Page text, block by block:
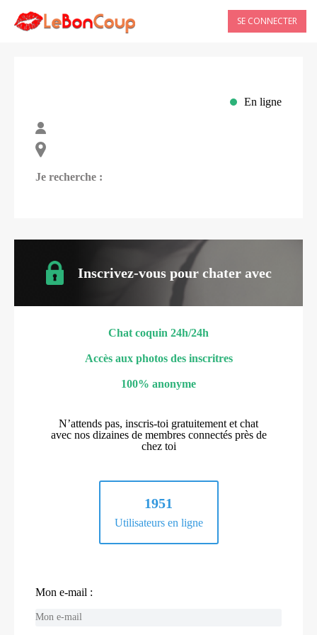
SE CONNECTER
En ligne
Je recherche :
Inscrivez-vous pour chater avec
Chat coquin 24h/24h
Accès aux photos des inscritres
100% anonyme
N’attends pas, inscris-toi gratuitement et chat
avec nos dizaines de membres connectés près de
chez toi
1951
Utilisateurs en ligne
Mon e-mail :